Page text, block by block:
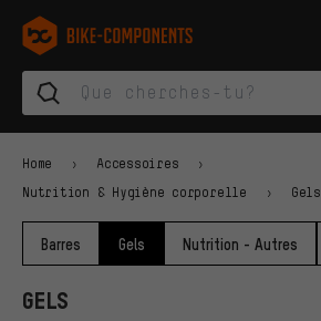
Aller à la navigation principale
Aller à la navigation des catégories
Aller au contenu
Aller aux marques et à la newsletter
Aller au pied de page
bike-components.de Page d'accueil
Home Accessoires
Nutrition & Hygiène corporelle Gels
Barres Gels Nutrition - Autres
GELS